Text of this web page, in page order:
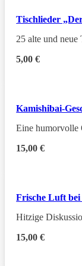
Tischlieder
25 alte und neue
5,00€
Kamishibai-
Eine humorvolle
15,00€
Frische Luft bei
Hitzige
15,00€